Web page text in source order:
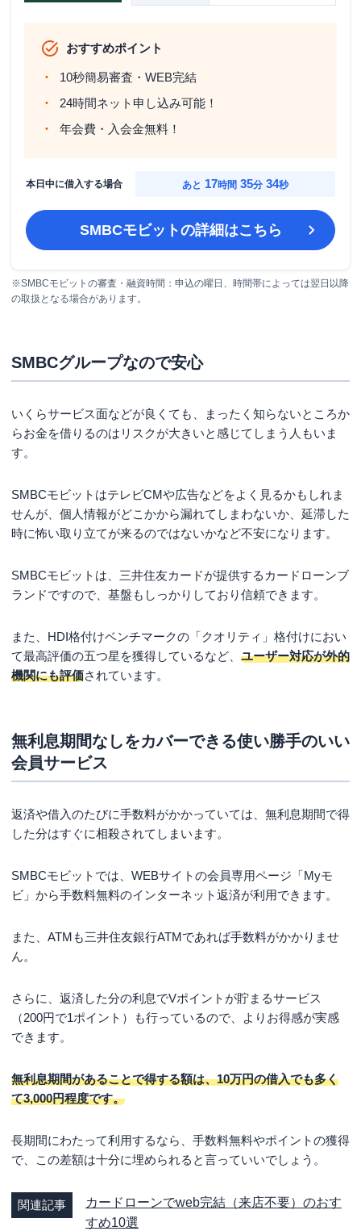
おすすめポイント
10秒簡易審査・WEB完結
24時間ネット申し込み可能！
年会費・入会金無料！
本日中に借入する場合 あと 17時間 35分 33秒
SMBCモビットの詳細はこちら
※SMBCモビットの審査・融資時間：申込の曜日、時間帯によっては翌日以降
の取扱となる場合があります。
SMBCグループなので安心
いくらサービス面などが良くても、まったく知らないところか
らお金を借りるのはリスクが大きいと感じてしまう人もいま
す。
SMBCモビットはテレビCMや広告などをよく見るかもしれま
せんが、個人情報がどこかから漏れてしまわないか、延滞した
時に怖い取り立てが来るのではないかなど不安になります。
SMBCモビットは、三井住友カードが提供するカードローンブ
ランドですので、基盤もしっかりしており信頼できます。
また、HDI格付けベンチマークの「クオリティ」格付けにおい
て最高評価の五つ星を獲得しているなど、 ユーザー対応が外的
機関にも評価されています。
無利息期間なしをカバーできる使い勝手のいい
会員サービス
返済や借入のたびに手数料がかかっていては、無利息期間で得
した分はすぐに相殺されてしまいます。
SMBCモビットでは、WEBサイトの会員専用ページ「Myモ
ビ」から手数料無料のインターネット返済が利用できます。
また、ATMも三井住友銀行ATMであれば手数料がかかりませ
ん。
さらに、返済した分の利息でVポイントが貯まるサービス
（200円で1ポイント）も行っているので、よりお得感が実感
できます。
無利息期間があることで得する額は、10万円の借入でも多く
て3,000円程度です。
長期間にわたって利用するなら、手数料無料やポイントの獲得
で、この差額は十分に埋められると言っていいでしょう。
関連記事
カードローンでweb完結（来店不要）のおす
すめ10選